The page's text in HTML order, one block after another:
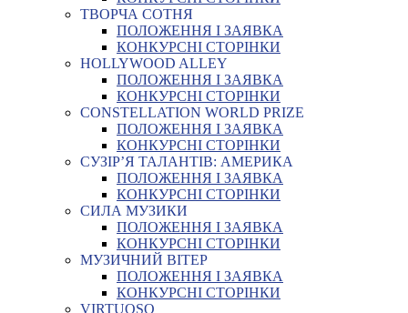
ТВОРЧА СОТНЯ
ПОЛОЖЕННЯ І ЗАЯВКА
КОНКУРСНІ СТОРІНКИ
HOLLYWOOD ALLEY
ПОЛОЖЕННЯ І ЗАЯВКА
КОНКУРСНІ СТОРІНКИ
CONSTELLATION WORLD PRIZE
ПОЛОЖЕННЯ І ЗАЯВКА
КОНКУРСНІ СТОРІНКИ
СУЗІР’Я ТАЛАНТІВ: АМЕРИКА
ПОЛОЖЕННЯ І ЗАЯВКА
КОНКУРСНІ СТОРІНКИ
СИЛА МУЗИКИ
ПОЛОЖЕННЯ І ЗАЯВКА
КОНКУРСНІ СТОРІНКИ
МУЗИЧНИЙ ВІТЕР
ПОЛОЖЕННЯ І ЗАЯВКА
КОНКУРСНІ СТОРІНКИ
VIRTUOSO